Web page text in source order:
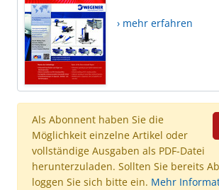
› mehr erfahren
Als Abonnent haben Sie die
Möglichkeit einzelne Artikel oder
vollständige Ausgaben als PDF-Datei
herunterzuladen. Sollten Sie bereits
loggen Sie sich bitte ein. Mehr